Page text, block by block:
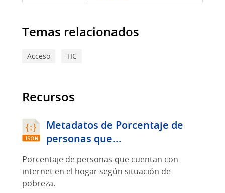
Temas relacionados
Acceso TIC
Recursos
Metadatos de Porcentaje de
personas que...
Porcentaje de personas que cuentan con
internet en el hogar según situación de
pobreza.